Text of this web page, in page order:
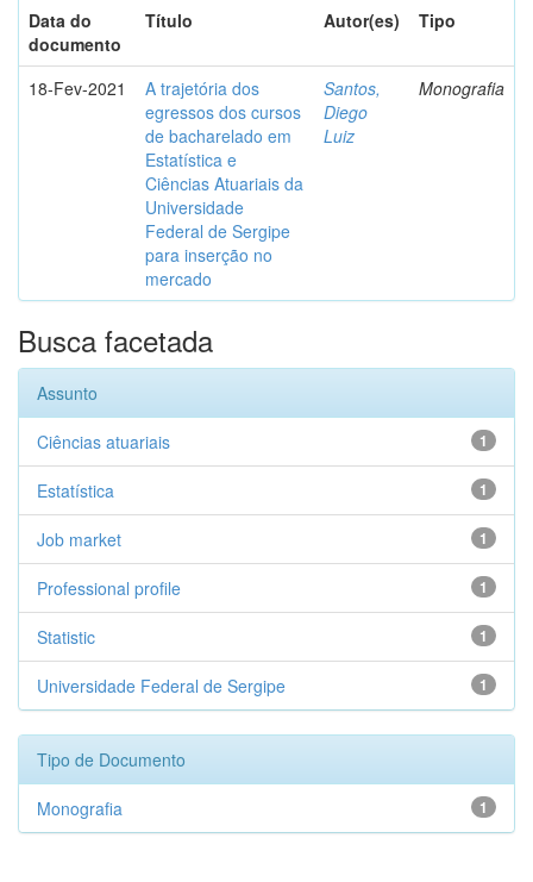
Data do
documento
Título Autor(es) Tipo
18-Fev-2021
A trajetória dos
egressos dos cursos
de bacharelado em
Estatística e
Ciências Atuariais da
Universidade
Federal de Sergipe
para inserção no
mercado
Santos,
Diego
Luiz
Monografia
Busca facetada
Assunto
1
Ciências atuariais
1
Estatística
1
Job market
1
Professional profile
1
Statistic
1
Universidade Federal de Sergipe
Tipo de Documento
1
Monografia